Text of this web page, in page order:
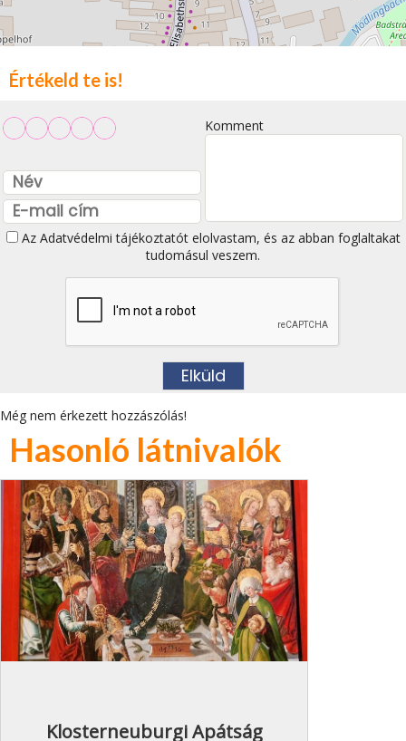
Értékeld te is!
Komment
Az Adatvédelmi tájékoztatótelolvastam, és az abban foglaltakat
tudomásul veszem.
Még nem érkezett hozzászólás!
Hasonló látnivalók
Klosterneuburgi Apátság